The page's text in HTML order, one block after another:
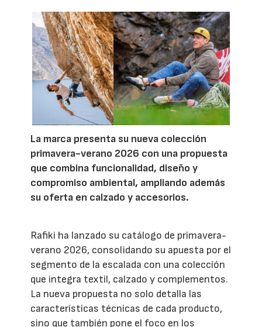
La marca presenta su nueva colección
primavera-verano 2026 con una propuesta
que combina funcionalidad, diseño y
compromiso ambiental, ampliando además
su oferta en calzado y accesorios.
Rafiki ha lanzado su catálogo de primavera-
verano 2026, consolidando su apuesta por el
segmento de la escalada con una colección
que integra textil, calzado y complementos.
La nueva propuesta no solo detalla las
características técnicas de cada producto,
sino que también pone el foco en los